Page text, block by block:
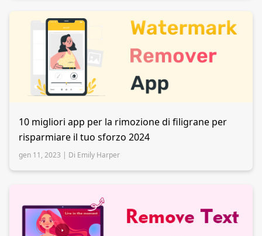
10 migliori app per la rimozione di filigrane per
risparmiare il tuo sforzo 2024
gen 11, 2023 | Di Emily Harper